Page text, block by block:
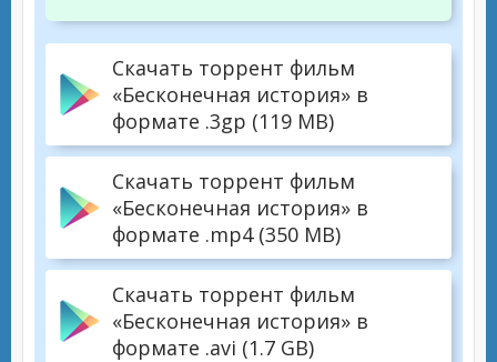
Скачать торрент фильм
«Бесконечная история» в
формате .3gp (119 MB)
Скачать торрент фильм
«Бесконечная история» в
формате .mp4 (350 MB)
Скачать торрент фильм
«Бесконечная история» в
формате .avi (1.7 GB)